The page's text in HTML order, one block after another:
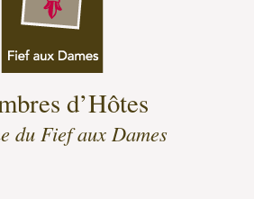
d’Hôtes
du Fief aux Dames